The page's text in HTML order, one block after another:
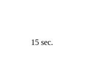
15 sec.